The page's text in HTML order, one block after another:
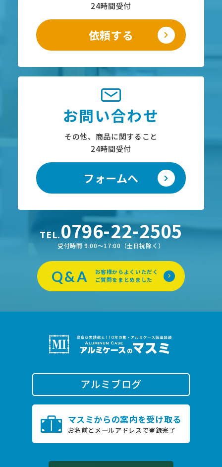
TEL. 0796-22-2505
受付時間 9:00〜17:00（土日祝除く）
24時間受付
こちら
24時間受付
依頼する
お問い合わせ
その他、商品に関すること
24時間受付
フォームへ
TEL.0796-22-2505
受付時間 9:00〜17:00（土日祝除く）
Q&A
お客様からよくいただく
ご質問をまとめました
アルミブログ
マスミからの案内を受け取る
お名前とメールアドレスで登録完了